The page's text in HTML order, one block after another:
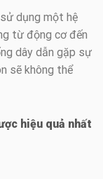
dụng một hệ
từ động cơ đến
dây dẫn gặp sự
sẽ không thể
hiệu quả nhất